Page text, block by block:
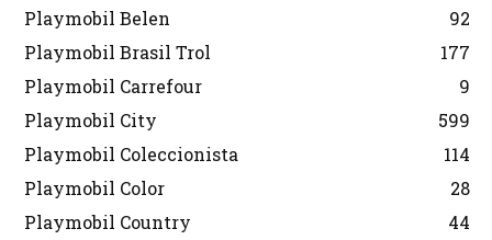
Playmobil Belen
92
Playmobil Brasil Trol
177
Playmobil Carrefour
9
Playmobil City
599
Playmobil Coleccionista
114
Playmobil Color
28
Playmobil Country
44